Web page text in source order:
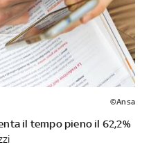
©Ansa
il tempo pieno il 62,2%